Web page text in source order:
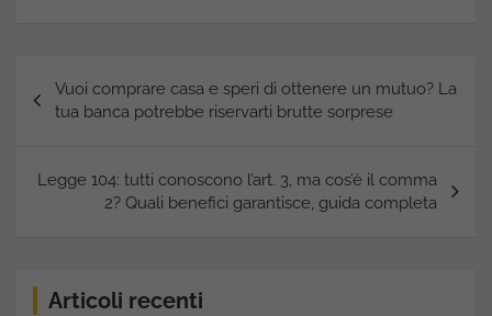
Navigazione
articoli
Vuoi comprare casa e speri di ottenere un mutuo? La
tua banca potrebbe riservarti brutte sorprese
Legge 104: tutti conoscono l’art. 3, ma cos’è il comma
2? Quali benefici garantisce, guida completa
Articoli recenti